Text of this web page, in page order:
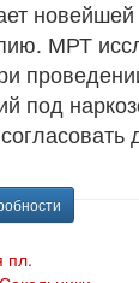
новейшей
МРТ
под
пл.